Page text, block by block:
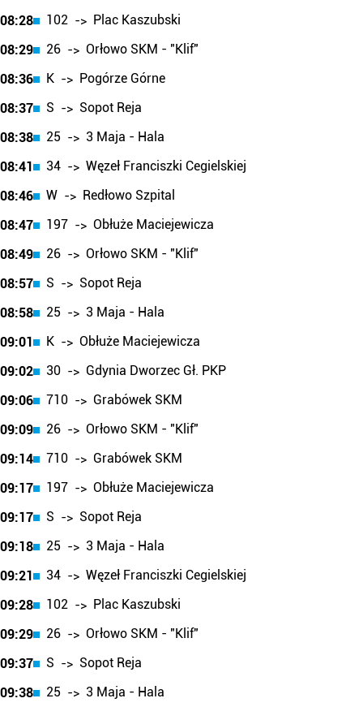
08:28
102 -> Plac Kaszubski
08:29
26 -> Orłowo SKM - "Klif"
08:36
K -> Pogórze Górne
08:37
S -> Sopot Reja
08:38
25 -> 3 Maja - Hala
08:41
34 -> Węzeł Franciszki Cegielskiej
08:46
W -> Redłowo Szpital
08:47
197 -> Obłuże Maciejewicza
08:49
26 -> Orłowo SKM - "Klif"
08:57
S -> Sopot Reja
08:58
25 -> 3 Maja - Hala
09:01
K -> Obłuże Maciejewicza
09:02
30 -> Gdynia Dworzec Gł. PKP
09:06
710 -> Grabówek SKM
09:09
26 -> Orłowo SKM - "Klif"
09:14
710 -> Grabówek SKM
09:17
197 -> Obłuże Maciejewicza
09:17
S -> Sopot Reja
09:18
25 -> 3 Maja - Hala
09:21
34 -> Węzeł Franciszki Cegielskiej
09:28
102 -> Plac Kaszubski
09:29
26 -> Orłowo SKM - "Klif"
09:37
S -> Sopot Reja
09:38
25 -> 3 Maja - Hala